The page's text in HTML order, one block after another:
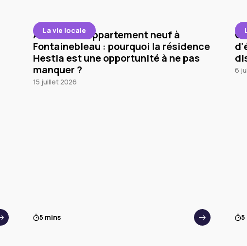
La vie locale
Acheter un appartement neuf à
Fontainebleau : pourquoi la résidence
Hestia est une opportunité à ne pas
manquer ?
15 juillet 2026
5 mins
6
5